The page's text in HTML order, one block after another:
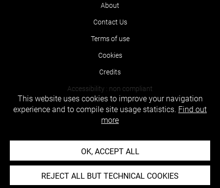
About
Contact Us
Terms of use
Cookies
Credits
Accessibility : non compliant
This website uses cookies to improve your navigation
experience and to compile site usage statistics. Find out
more
OK, ACCEPT ALL
REJECT ALL BUT TECHNICAL COOKIES